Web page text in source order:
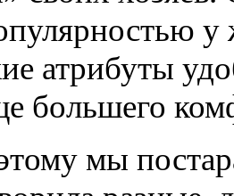
у
атрибуты
большего
мы